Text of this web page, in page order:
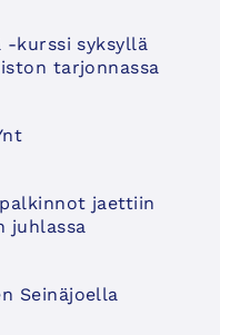
-kurssi syksyllä
tarjonnassa
jaettiin
juhlassa
Seinäjoella